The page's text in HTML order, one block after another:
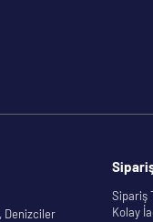
Denizciler
Sipariş
Kolay